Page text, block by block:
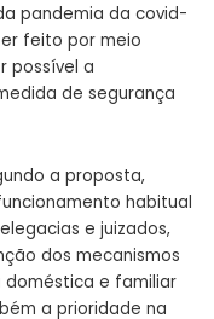
pandemia da covid-
feito por meio
possível a
de segurança
a proposta,
habitual
e juizados,
dos mecanismos
doméstica e familiar
a prioridade na